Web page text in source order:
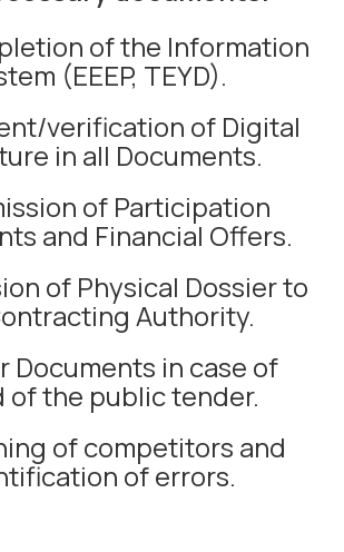
of the Information
(EEEP, TEYD).
verification of Digital
in all Documents.
of Participation
and Financial Offers.
of Physical Dossier to
Authority.
Documents in case of
of the public tender.
of competitors and
of errors.